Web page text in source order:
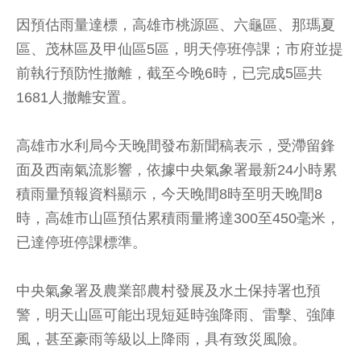
因預估雨量達標，高雄市桃源區、六龜區、那瑪夏
區、茂林區及甲仙區5區，明天停班停課；市府並提
前執行預防性撤離，截至今晚6時，已完成5區共
1681人撤離安置。
高雄市水利局今天晚間發布新聞稿表示，受滯留鋒
面及西南氣流影響，依據中央氣象署最新24小時累
積雨量預報資料顯示，今天晚間8時至明天晚間8
時，高雄市山區預估累積雨量將達300至450毫米，
已達停班停課標準。
中央氣象署及農業部農村發展及水土保持署也預
警，明天山區可能出現短延時強降雨、雷擊、強陣
風，甚至豪雨等級以上降雨，具有致災風險。